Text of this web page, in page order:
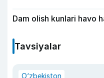
Dam olish kunlari havo
Tavsiyalar
O‘zbekiston